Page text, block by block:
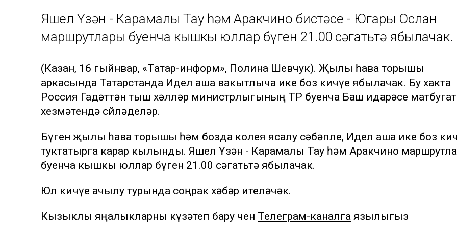
Яшел Үзән - Карамалы Тау һәм Аракчино бистәсе - Югары Ослан
маршрутлары буенча кышкы юллар бүген 21.00 сәгатьтә ябылачак.
(Казан, 16 гыйнвар, «Татар-информ», Полина Шевчук). Җылы һава торышы
аркасында Татарстанда Идел аша вакытлыча ике боз кичүе ябылачак. Бу хакта
Россия Гадәттән тыш хәлләр министрлыгының ТР буенча Баш идарәсе матбугат
хезмәтендә сөйләделәр.
Бүген җылы һава торышы һәм бозда колея ясалу сәбәпле, Идел аша ике боз
туктатырга карар кылынды. Яшел Үзән - Карамалы Тау һәм Аракчино
буенча кышкы юллар бүген 21.00 сәгатьтә ябылачак.
Юл кичүе ачылу турында соңрак хәбәр ителәчәк.
Кызыклы яңалыкларны күзәтеп бару өчен Телеграм-каналга язылыгыз